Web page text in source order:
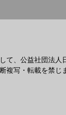
、公益社団法人
複写・転載を禁じ